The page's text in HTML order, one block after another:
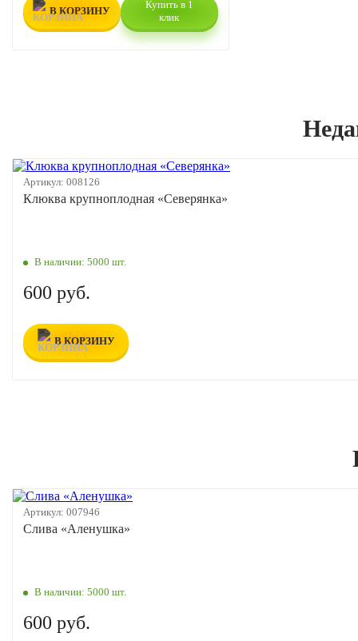
В КОРЗИНУ
Купить в 1
клик
Артикул: 008126
Клюква крупноплодная «Северянка»
В наличии: 5000 шт.
600 руб.
В КОРЗИНУ
Артикул: 007946
Слива «Аленушка»
В наличии: 5000 шт.
600 руб.